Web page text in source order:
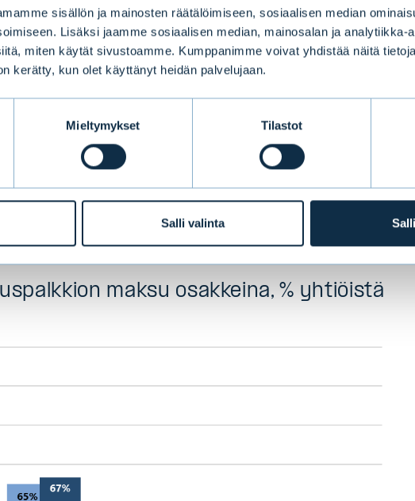
sisällön ja mainosten räätälöimiseen, sosiaalisen median
Lisäksi jaamme sosiaalisen median, mainosalan ja analytiikka-
miten käytät sivustoamme. Kumppanimme voivat yhdistää näitä
kerätty, kun olet käyttänyt heidän palvelujaan.
Mieltymykset Tilastot
Salli valinta
ja valiokuntien palkkiotiedot kaikista Suomessa
sekä Ruotsin ja Tanskan suurista ja keskisuurista
Tästä tietokannasta räätälöimme yrityksille
joissa analysoimme kohdeyrityksen
suhteessa valittuun vertailuryhmään.
maksaminen yhtiön osakkeina on yleistynyt.
noin puolet maksaa osan hallituspalkkiostaan
maksu osakkeina, % yhtiöistä